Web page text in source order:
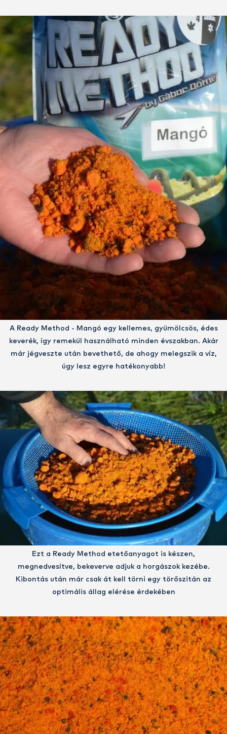
A Ready Method - Mangó egy kellemes, gyümölcsös, édes
keverék, így remekül használható minden évszakban. Akár
már jégveszte után bevethető, de ahogy melegszik a víz,
úgy lesz egyre hatékonyabb!
Ezt a Ready Method etetőanyagot is készen,
megnedvesítve, bekeverve adjuk a horgászok kezébe.
Kibontás után már csak át kell törni egy törőszitán az
optimális állag elérése érdekében